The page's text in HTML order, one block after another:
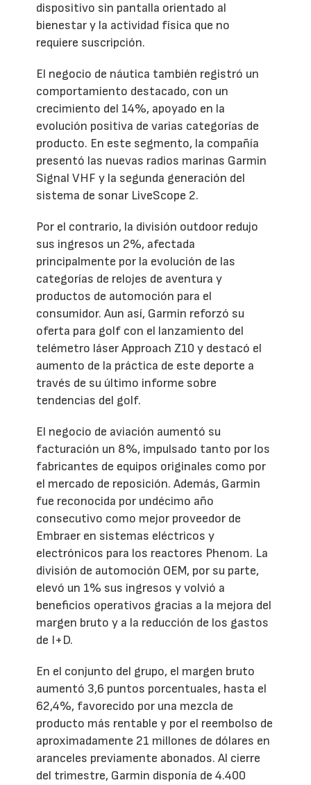
dispositivo sin pantalla orientado al
bienestar y la actividad física que no
requiere suscripción.
El negocio de náutica también registró un
comportamiento destacado, con un
crecimiento del 14%, apoyado en la
evolución positiva de varias categorías de
producto. En este segmento, la compañía
presentó las nuevas radios marinas Garmin
Signal VHF y la segunda generación del
sistema de sonar LiveScope 2.
Por el contrario, la división outdoor redujo
sus ingresos un 2%, afectada
principalmente por la evolución de las
categorías de relojes de aventura y
productos de automoción para el
consumidor. Aun así, Garmin reforzó su
oferta para golf con el lanzamiento del
telémetro láser Approach Z10 y destacó el
aumento de la práctica de este deporte a
través de su último informe sobre
tendencias del golf.
El negocio de aviación aumentó su
facturación un 8%, impulsado tanto por los
fabricantes de equipos originales como por
el mercado de reposición. Además, Garmin
fue reconocida por undécimo año
consecutivo como mejor proveedor de
Embraer en sistemas eléctricos y
electrónicos para los reactores Phenom. La
división de automoción OEM, por su parte,
elevó un 1% sus ingresos y volvió a
beneficios operativos gracias a la mejora del
margen bruto y a la reducción de los gastos
de I+D.
En el conjunto del grupo, el margen bruto
aumentó 3,6 puntos porcentuales, hasta el
62,4%, favorecido por una mezcla de
producto más rentable y por el reembolso de
aproximadamente 21 millones de dólares en
aranceles previamente abonados. Al cierre
del trimestre, Garmin disponía de 4.400